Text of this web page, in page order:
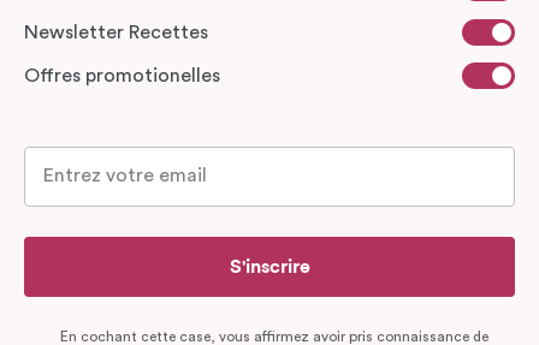
Newsletter Recettes
Offres promotionelles
S'inscrire
En cochant cette case, vous affirmez avoir pris connaissance de